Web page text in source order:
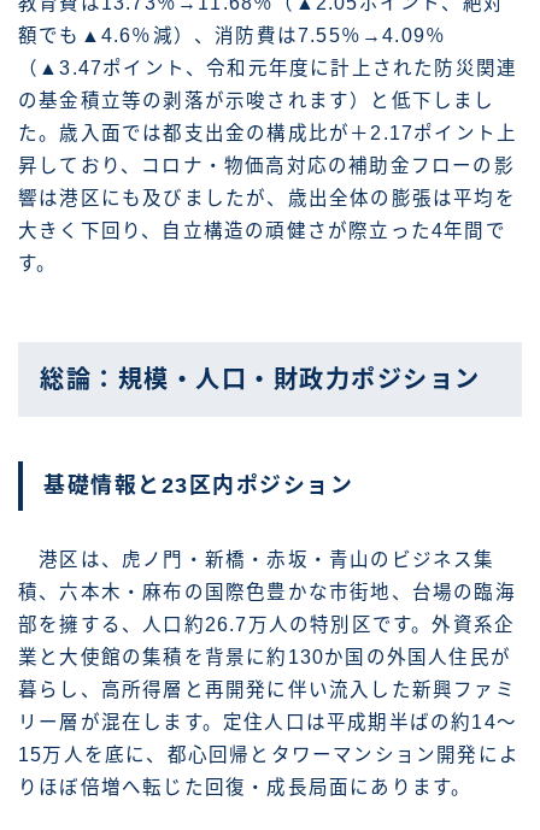
額でも▲4.6％減）、消防費は7.55％→4.09％
（▲3.47ポイント、令和元年度に計上された防災関連
の基金積立等の剥落が示唆されます）と低下しまし
た。歳入面では都支出金の構成比が＋2.17ポイント上
昇しており、コロナ・物価高対応の補助金フローの影
響は港区にも及びましたが、歳出全体の膨張は平均を
大きく下回り、自立構造の頑健さが際立った4年間で
す。
総論：規模・人口・財政力ポジション
基礎情報と23区内ポジション
港区は、虎ノ門・新橋・赤坂・青山のビジネス集
積、六本木・麻布の国際色豊かな市街地、台場の臨海
部を擁する、人口約26.7万人の特別区です。外資系企
業と大使館の集積を背景に約130か国の外国人住民が
暮らし、高所得層と再開発に伴い流入した新興ファミ
リー層が混在します。定住人口は平成期半ばの約14〜
15万人を底に、都心回帰とタワーマンション開発によ
りほぼ倍増へ転じた回復・成長局面にあります。